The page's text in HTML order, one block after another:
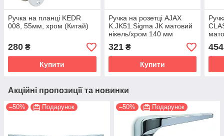
Ручка на планці KEDR
008, 55мм, хром (Китай)
280 ₴
Купити
Ручка на розетці AJAX
K.JK51.Sigma JK матовий
нікель/хром 140 мм
321₴
Купити
454
Акційні пропозиції та новинки
–50% Подарунок –50% Подарунок